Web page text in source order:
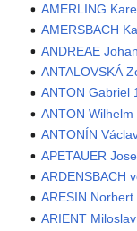
AMERLING
AMERSBACH
ANDREAE
ANTALOVSKÁ
ANTON Gabriel
ANTON
ANTONÍN
APETAUER
ARDENSBACH
ARESIN
ARIENT